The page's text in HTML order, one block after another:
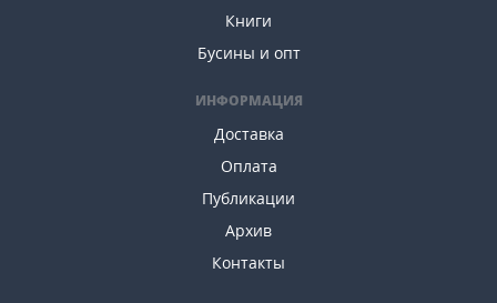
Книги
Бусины и опт
ИНФОРМАЦИЯ
Доставка
Оплата
Публикации
Архив
Контакты